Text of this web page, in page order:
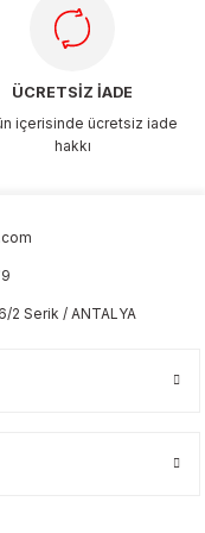
ÜCRETSİZ İADE
içerisinde ücretsiz iade
hakkı
2 Serik / ANTALYA